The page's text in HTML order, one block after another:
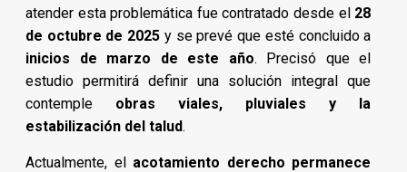
atender esta problemática fue contratado desde el 28
de octubre de 2025 y se prevé que esté concluido a
inicios de marzo de este año. Precisó que el
estudio permitirá definir una solución integral que
contemple obras viales, pluviales y la
estabilización del talud.
Actualmente, el acotamiento derecho permanece